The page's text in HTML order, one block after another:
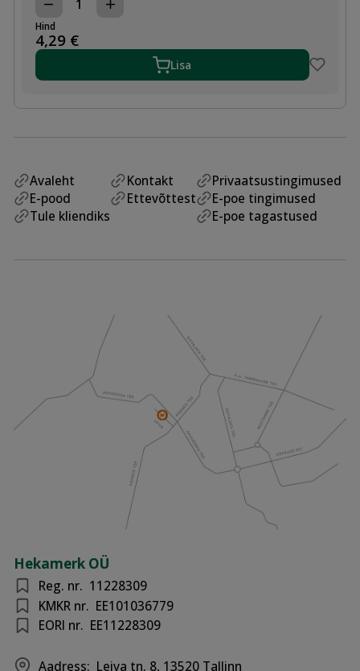
PADRUN-
OTSIK
17mm
x
PIKK
Hind
4,29 €
Lisa
Avaleht
E-pood
Tule kliendiks
Kontakt
Ettevõttest
Privaatsustingimused
E-poe tingimused
E-poe tagastused
Hekamerk OÜ
Reg. nr. 11228309
KMKR nr. EE101036779
EORI nr. EE11228309
Aadress: Leiva tn. 8, 13520 Tallinn